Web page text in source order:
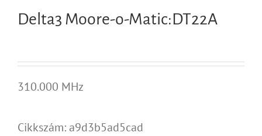
Delta3 Moore-o-Matic:DT22A
310.000 MHz
Cikkszám: a9d3b5ad5cad